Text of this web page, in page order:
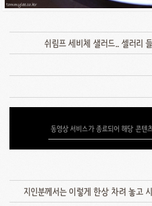
쉬림프 세비체 샐러드.. 셀러리
동영상 서비스가 종료되어 해당 콘텐
지인분께서는 이렇게 한상 차려 놓고